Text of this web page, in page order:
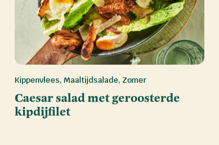
Kippenvlees, Maaltijdsalade, Zomer
Caesar salad met geroosterde
kipdijfilet